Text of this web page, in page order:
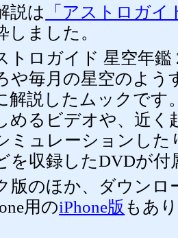
説は
「アストロガイ
しました。
トロガイド 星空年
や毎月の星空のよう
解説したムックです
めるビデオや、近く
ミュレーションし
を収録したDVDが付
版のほか、ダウンロ
用のiPhone版 もあ